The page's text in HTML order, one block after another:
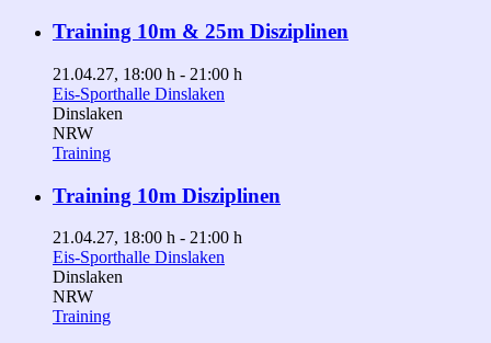
Training 10m & 25m Disziplinen
21.04.27, 18:00 h - 21:00 h
Eis-Sporthalle Dinslaken
Dinslaken
NRW
Training
Training 10m Disziplinen
21.04.27, 18:00 h - 21:00 h
Eis-Sporthalle Dinslaken
Dinslaken
NRW
Training